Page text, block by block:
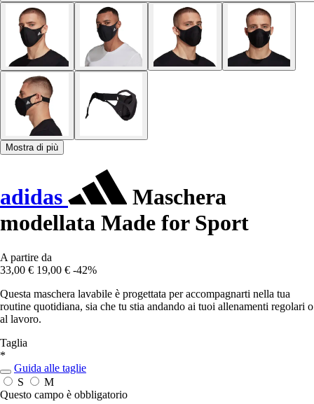
Mostra di più
adidas
Maschera
modellata Made for Sport
A partire da
33,00 € 19,00 € -42%
Questa maschera lavabile è progettata per accompagnarti nella tua
routine quotidiana, sia che tu stia andando ai tuoi allenamenti regolari o
al lavoro.
Taglia
*
Guida alle taglie
S
M
Questo campo è obbligatorio